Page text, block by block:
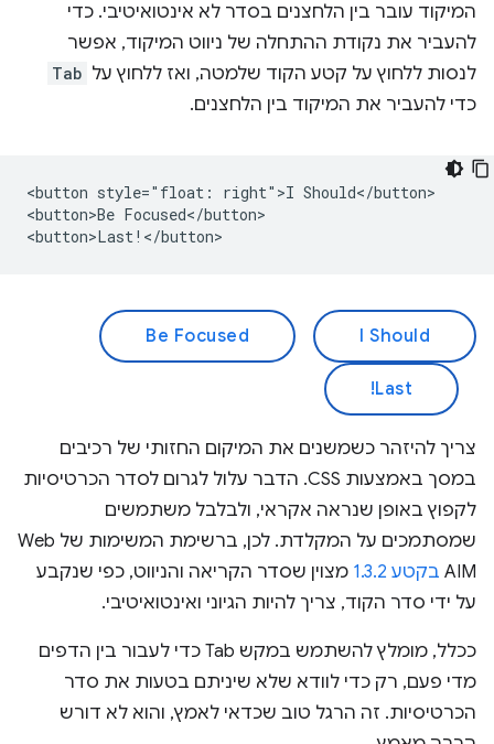
המיקוד עובר בין הלחצנים בסדר לא אינטואיטיבי. כדי
להעביר את נקודת ההתחלה של ניווט המיקוד, אפשר
לנסות ללחוץ על קטע הקוד שלמטה, ואז ללחוץ על Tab
כדי להעביר את המיקוד בין הלחצנים.
<button style="float: right">I Should</button>
<button>Be Focused</button>
I Should
Be Focused
Last!
צריך להיזהר כשמשנים את המיקום החזותי של רכיבים
במסך באמצעות CSS. הדבר עלול לגרום לסדר הכרטיסיות
לקפוץ באופן שנראה אקראי, ולבלבל משתמשים
שמסתמכים על המקלדת. לכן, ברשימת המשימות של Web
AIM בקטע 1.3.2
מצוין שסדר הקריאה והניווט, כפי שנקבע
על ידי סדר הקוד, צריך להיות הגיוני ואינטואיטיבי.
ככלל, מומלץ להשתמש במקש Tab כדי לעבור בין הדפים
מדי פעם, רק כדי לוודא שלא שיניתם בטעות את סדר
הכרטיסיות. זה הרגל טוב שכדאי לאמץ, והוא לא דורש